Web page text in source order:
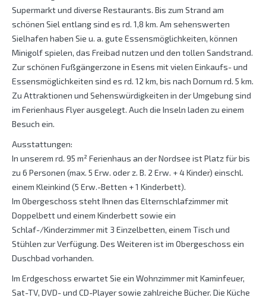
Supermarkt und diverse Restaurants. Bis zum Strand am
schönen Siel entlang sind es rd. 1,8 km. Am sehenswerten
Sielhafen haben Sie u. a. gute Essensmöglichkeiten, können
Minigolf spielen, das Freibad nutzen und den tollen Sandstrand.
Zur schönen Fußgängerzone in Esens mit vielen Einkaufs- und
Essensmöglichkeiten sind es rd. 12 km, bis nach Dornum rd. 5 km.
Zu Attraktionen und Sehenswürdigkeiten in der Umgebung sind
im Ferienhaus Flyer ausgelegt. Auch die Inseln laden zu einem
Besuch ein.
Ausstattungen:
In unserem rd. 95 m² Ferienhaus an der Nordsee ist Platz für bis
zu 6 Personen (max. 5 Erw. oder z. B. 2 Erw. + 4 Kinder) einschl.
einem Kleinkind (5 Erw.-Betten + 1 Kinderbett).
Im Obergeschoss steht Ihnen das Elternschlafzimmer mit
Doppelbett und einem Kinderbett sowie ein
Schlaf-/Kinderzimmer mit 3 Einzelbetten, einem Tisch und
Stühlen zur Verfügung. Des Weiteren ist im Obergeschoss ein
Duschbad vorhanden.
Im Erdgeschoss erwartet Sie ein Wohnzimmer mit Kaminfeuer,
Sat-TV, DVD- und CD-Player sowie zahlreiche Bücher. Die Küche